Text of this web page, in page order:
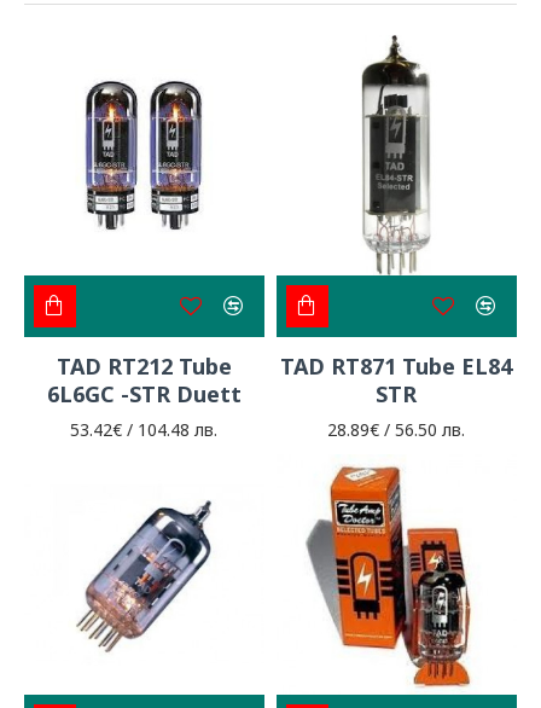
TAD RT212 Tube
6L6GC -STR Duett
53.42€ / 104.48 лв.
TAD RT871 Tube EL84
STR
28.89€ / 56.50 лв.